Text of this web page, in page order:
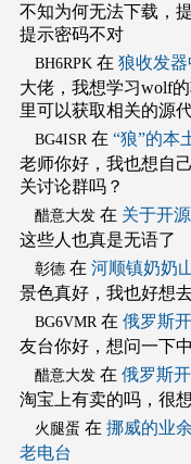
不知为何无法下载，
提示密码不对
BH6RPK 在 狼收发器
大佬，我想学习wolf
里可以获取相关的源
BG4ISR 在 “狼”的本
老师你好，我也想自
关讨论群吗？
醋意大发在 关于开
这些人也真是无语了
彰德在 河顺镇奶奶
景色真好，我也好想
BG6VMR 在 俄罗斯
友台你好，想问一下
醋意大发在 俄罗斯
淘宝上有卖的吗，很
火腿蛋 在 挪威的业
老电台